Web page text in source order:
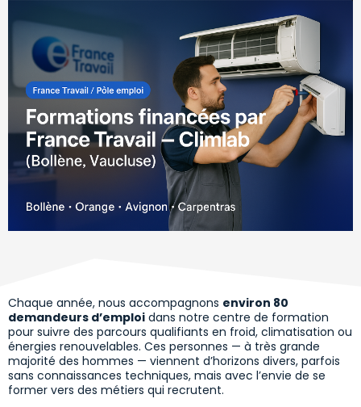
Chaque année, nous accompagnons environ 80
demandeurs d’emploi dans notre centre de formation
pour suivre des parcours qualifiants en froid, climatisation ou
énergies renouvelables. Ces personnes — à très grande
majorité des hommes — viennent d’horizons divers, parfois
sans connaissances techniques, mais avec l’envie de se
former vers des métiers qui recrutent.